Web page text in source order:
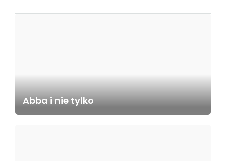
Abba i nie tylko